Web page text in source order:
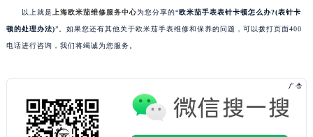
以上就是 上海欧米茄维修服务中心为您分享的“欧米茄手表表针卡顿怎么办?(表针卡
顿的处理办法)”。如果您还有其他关于欧米茄手表维修和保养的问题，可以拨打页面400
电话进行咨询，我们将竭诚为您服务。